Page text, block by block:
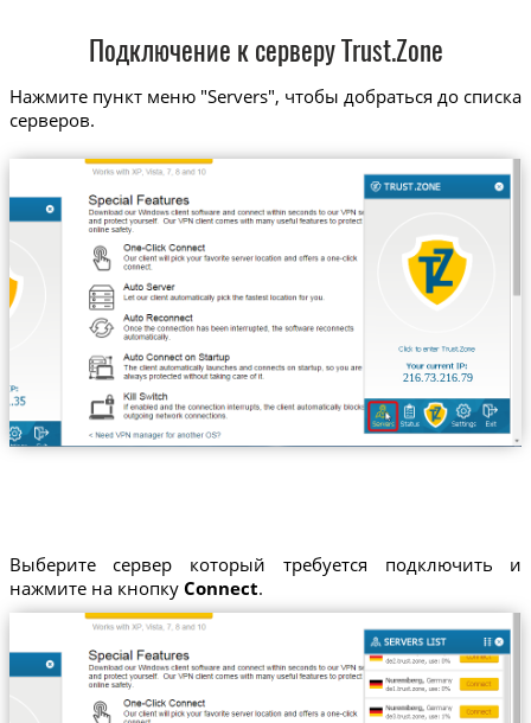
Подключение к серверу Trust.Zone
Нажмите пункт меню "Servers", чтобы добраться до списка
серверов.
216.73.216.79
Выберите сервер который требуется подключить и
нажмите на кнопку Connect.